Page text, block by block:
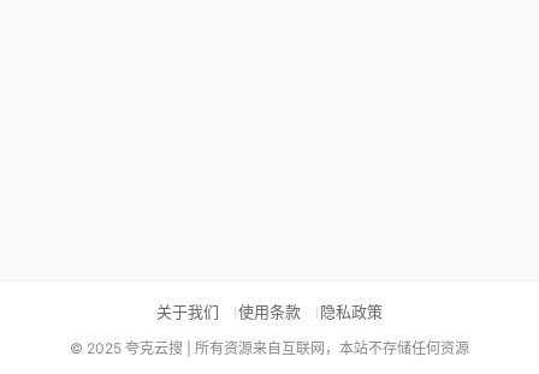
关于我们 使用条款 隐私政策
© 2025 夸克云搜 | 所有资源来自互联网，本站不存储任何资源